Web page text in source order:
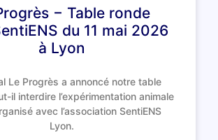
− Table ronde
du 11 mai 2026
à Lyon
Le Progrès a annoncé notre table
il interdire l’expérimentation animale
avec l’association SentiENS
Lyon.